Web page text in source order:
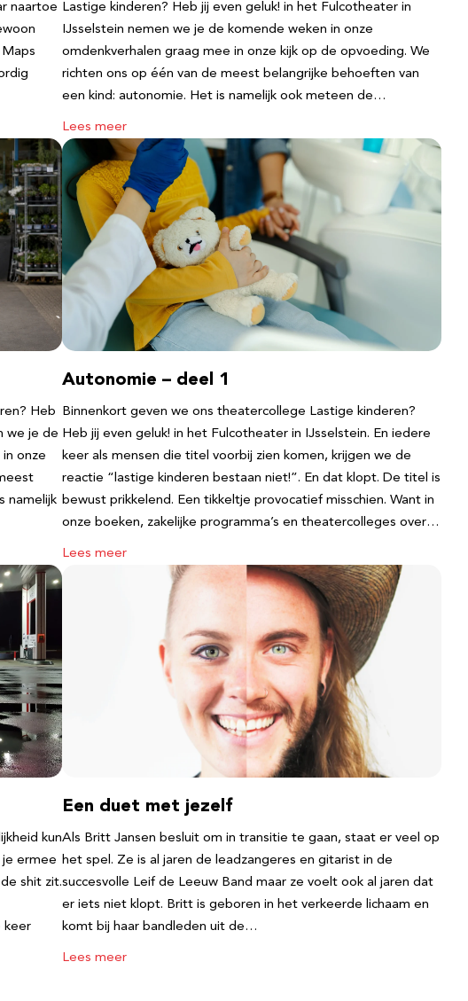
naartoe Lastige kinderen? Heb jij even geluk! in het Fulcotheater in
IJsselstein nemen we je de komende weken in onze
omdenkverhalen graag mee in onze kijk op de opvoeding. We
richten ons op één van de meest belangrijke behoeften van
een kind: autonomie. Het is namelijk ook meteen de…
Lees meer
Heb
we je de
onze
namelijk
Autonomie – deel 1
Binnenkort geven we ons theatercollege Lastige kinderen?
Heb jij even geluk! in het Fulcotheater in IJsselstein. En iedere
keer als mensen die titel voorbij zien komen, krijgen we de
reactie “lastige kinderen bestaan niet!”. En dat klopt. De titel is
bewust prikkelend. Een tikkeltje provocatief misschien. Want in
onze boeken, zakelijke programma’s en theatercolleges over…
Lees meer
kun
je ermee
shit zit.
keer
Een duet met jezelf
Als Britt Jansen besluit om in transitie te gaan, staat er veel op
het spel. Ze is al jaren de leadzangeres en gitarist in de
succesvolle Leif de Leeuw Band maar ze voelt ook al jaren dat
er iets niet klopt. Britt is geboren in het verkeerde lichaam en
komt bij haar bandleden uit de…
Lees meer